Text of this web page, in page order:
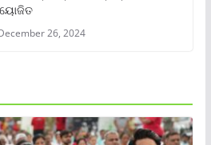
26, 2024